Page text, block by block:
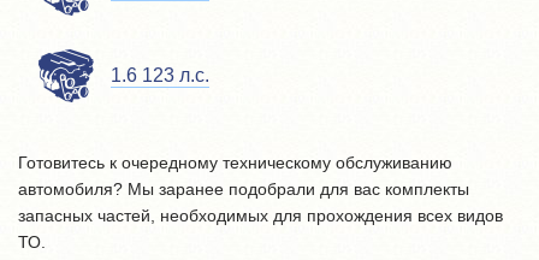
1.6 123 л.с.
Готовитесь к очередному техническому обслуживанию
автомобиля? Мы заранее подобрали для вас комплекты
запасных частей, необходимых для прохождения всех видов
ТО.